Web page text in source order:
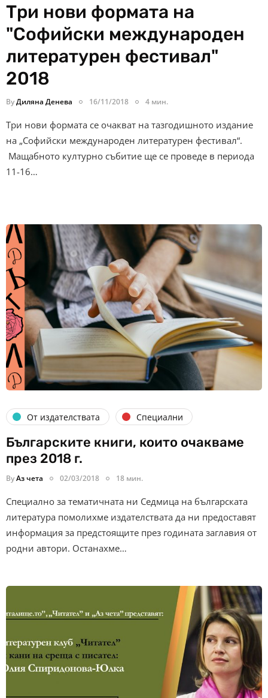
Три нови формата на
"Софийски международен
литературен фестивал"
2018
ByДиляна Денева 16/11/2018 4 мин.
Три нови формата се очакват на тазгодишното издание
на „Софийски международен литературен фестивал“.
Мащабното културно събитие ще се проведе в периода
11-16…
От издателствата Специални
Българските книги, които очакваме
през 2018 г.
ByАз чета 02/03/2018 18 мин.
Специално за тематичната ни Седмица на българската
литература помолихме издателствата да ни предоставят
информация за предстоящите през годината заглавия от
родни автори. Останахме…